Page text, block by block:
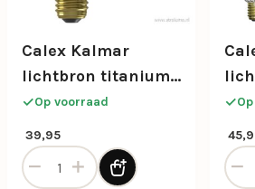
Calex Kalmar
lichtbron titanium
5w e27
Op voorraad
39,95
Calex Kalmar lichtbron titanium
6w